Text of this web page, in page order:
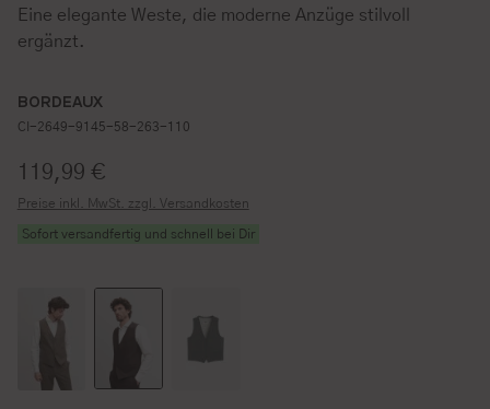
Eine elegante Weste, die moderne Anzüge stilvoll
ergänzt.
BORDEAUX
CI-2649-9145-58-263-110
Regulärer Preis:
119,99 €
Preise inkl. MwSt. zzgl. Versandkosten
Sofort versandfertig und schnell bei Dir